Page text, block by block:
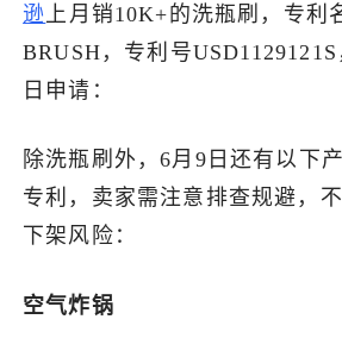
逊 上月销10K+的洗瓶刷，专利
BRUSH，专利号USD1129121S
日申请：
除洗瓶刷外，6月9日还有以下
专利，卖家需注意排查规避，
下架风险：
空气炸锅